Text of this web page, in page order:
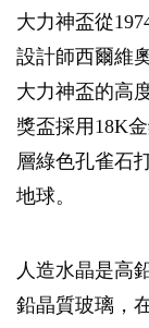
大力神盃從
設計師西爾維
大力神盃的高
獎盃採用18K
層綠色孔雀石
地球。
人造水晶是高
鉛晶質玻璃，